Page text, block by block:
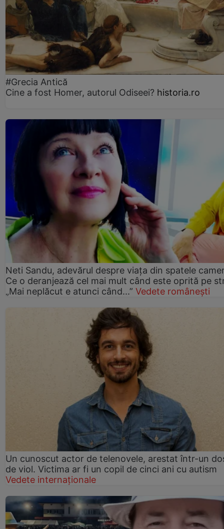
#Grecia Antică
Cine a fost Homer, autorul Odiseei? historia.ro
Neti Sandu, adevărul despre viața din spatele
Ce o deranjează cel mai mult când este oprită pe
„Mai neplăcut e atunci când...” Vedete românești
Un cunoscut actor de telenovele, arestat într-un
de viol. Victima ar fi un copil de cinci ani cu autism
Vedete internaționale